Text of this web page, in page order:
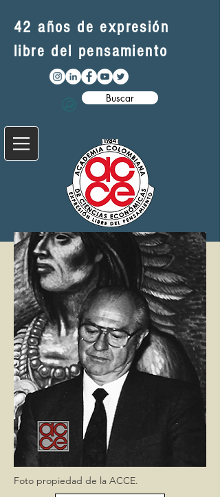
42 años de expresión
libre del pensamiento
Buscar
Foto propiedad de la ACCE.